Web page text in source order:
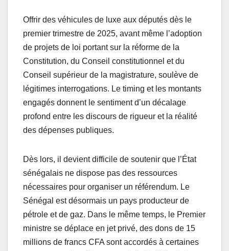
Offrir des véhicules de luxe aux députés dès le
premier trimestre de 2025, avant même l’adoption
de projets de loi portant sur la réforme de la
Constitution, du Conseil constitutionnel et du
Conseil supérieur de la magistrature, soulève de
légitimes interrogations. Le timing et les montants
engagés donnent le sentiment d’un décalage
profond entre les discours de rigueur et la réalité
des dépenses publiques.
Dès lors, il devient difficile de soutenir que l’État
sénégalais ne dispose pas des ressources
nécessaires pour organiser un référendum. Le
Sénégal est désormais un pays producteur de
pétrole et de gaz. Dans le même temps, le Premier
ministre se déplace en jet privé, des dons de 15
millions de francs CFA sont accordés à certaines